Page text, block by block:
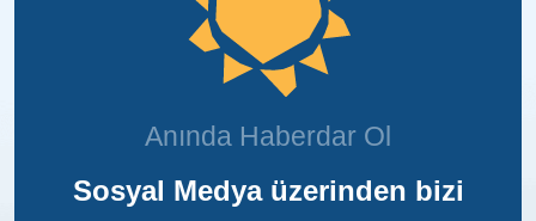
Anında Haberdar Ol
Sosyal Medya üzerinden bizi